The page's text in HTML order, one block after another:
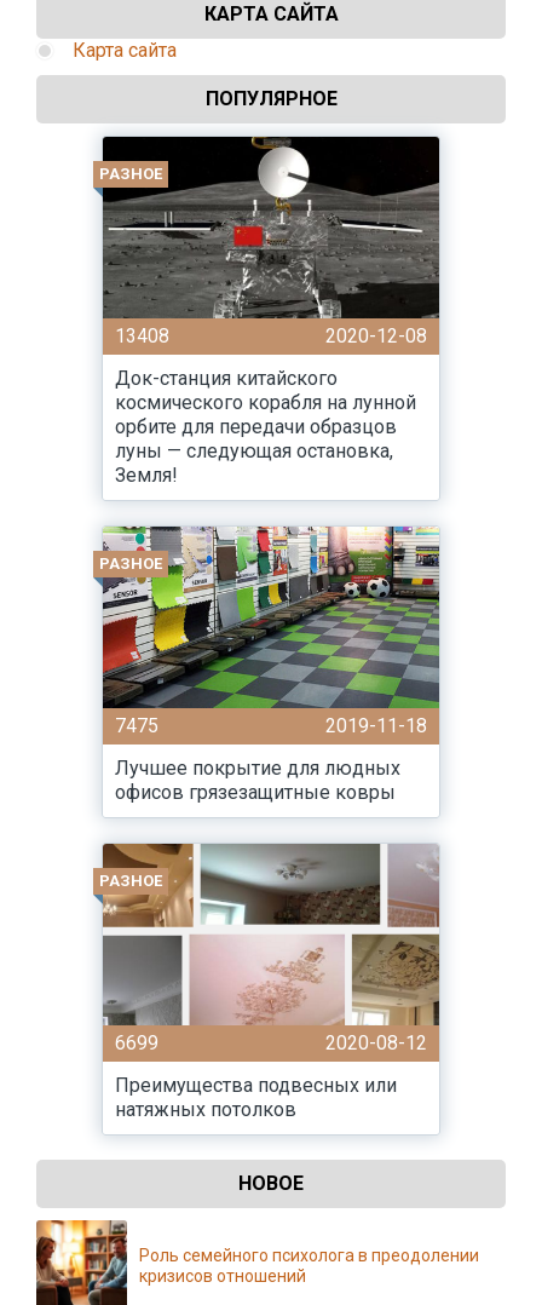
КАРТА САЙТА
Карта сайта
ПОПУЛЯРНОЕ
РАЗНОЕ
13408
2020-12-08
Док-станция китайского
космического корабля на лунной
орбите для передачи образцов
луны — следующая остановка,
Земля!
РАЗНОЕ
7475
2019-11-18
Лучшее покрытие для людных
офисов грязезащитные ковры
РАЗНОЕ
6699
2020-08-12
Преимущества подвесных или
натяжных потолков
НОВОЕ
Роль семейного психолога в преодолении
кризисов отношений